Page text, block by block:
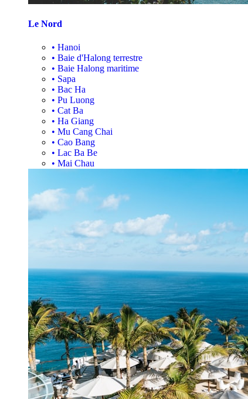
Le Nord
• Hanoi
• Baie d'Halong terrestre
• Baie Halong maritime
• Sapa
• Bac Ha
• Pu Luong
• Cat Ba
• Ha Giang
• Mu Cang Chai
• Cao Bang
• Lac Ba Be
• Mai Chau